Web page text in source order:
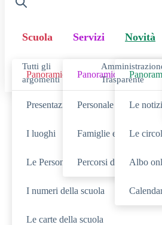
Scuola
Panoramica
Presentazione
I luoghi
Le Persone
I numeri della scuola
Le carte della scuola
Servizi
Panoramica
Personale scolastico
Famiglie e studenti
Percorsi di studio
Novità
Le
Le
Albo
Tutti gli
argomenti
Trasparente
Cerca